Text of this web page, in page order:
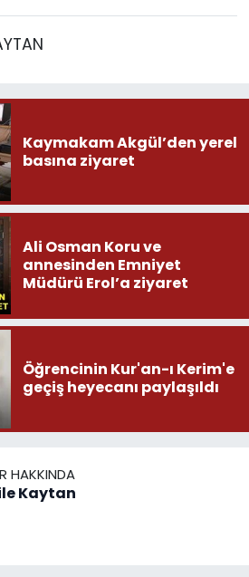
Kaymakam Akgül’den yerel
basına ziyaret
Ali Osman Koru ve
annesinden Emniyet
Müdürü Erol’a ziyaret
Öğrencinin Kur'an-ı Kerim'e
geçiş heyecanı paylaşıldı
HAKKINDA
Kaytan